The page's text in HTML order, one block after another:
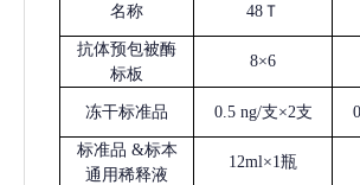
名称 48Ｔ
抗体预包被酶
标板
8×6
冻干标准品 0.5 ng/支×2支
标准品 &标本
通用稀释液
12ml×1瓶